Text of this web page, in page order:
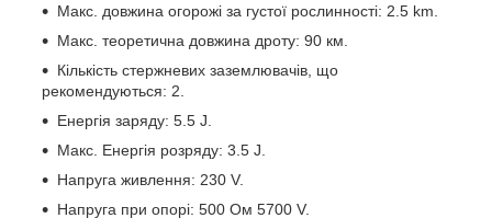
Макс. довжина огорожі за густої рослинності: 2.5 km.
Макс. теоретична довжина дроту: 90 км.
Кількість стержневих заземлювачів, що
рекомендуються: 2.
Енергія заряду: 5.5 J.
Макс. Енергія розряду: 3.5 J.
Напруга живлення: 230 V.
Напруга при опорі: 500 Ом 5700 V.